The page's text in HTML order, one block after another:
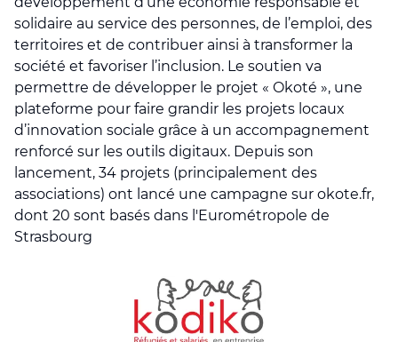
solidaire au service des personnes, de l’emploi, des
territoires et de contribuer ainsi à transformer la
société et favoriser l’inclusion. Le soutien va
permettre de développer le projet « Okoté », une
plateforme pour faire grandir les projets locaux
d’innovation sociale grâce à un accompagnement
renforcé sur les outils digitaux. Depuis son
lancement, 34 projets (principalement des
associations) ont lancé une campagne sur okote.fr,
dont 20 sont basés dans l'Eurométropole de
Strasbourg